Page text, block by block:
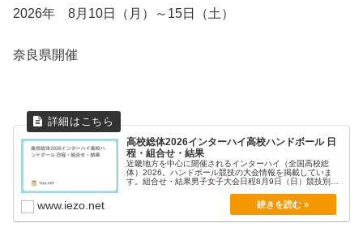
2026年 8月10日（月）～15日（土）
奈良県開催
高校総体2026インターハイ高校ハンドボール 日
程・組合せ・結果
近畿地方を中心に開催されるインターハイ（全国高校総
体）2026。ハンドボール競技の大会情報を掲載していま
す。組合せ・結果男子女子大会日程8月9日（日）競技別開
www.iezo.net